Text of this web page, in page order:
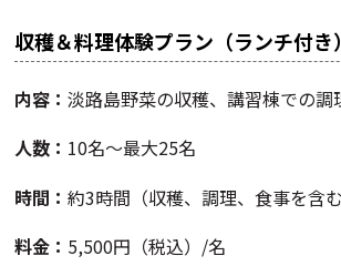
収穫＆料理体験プラン（ランチ付
内容： 淡路島野菜の収穫、講習棟での調
人数： 10名～最大25名
時間： 約3時間（収穫、調理、食事を含む
料金： 5,500円（税込）/名